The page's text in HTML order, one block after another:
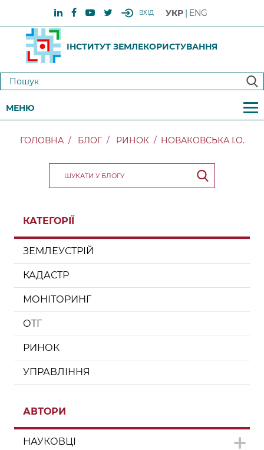
ВХІД УКР ENG
ІНСТИТУТ ЗЕМЛЕКОРИСТУВАННЯ
МЕНЮ
ГОЛОВНА БЛОГ РИНОК НОВАКОВСЬКА І.О.
КАТЕГОРІЇ
ЗЕМЛЕУСТРІЙ
КАДАСТР
МОНІТОРИНГ
ОТГ
РИНОК
УПРАВЛІННЯ
АВТОРИ
НАУКОВЦІ